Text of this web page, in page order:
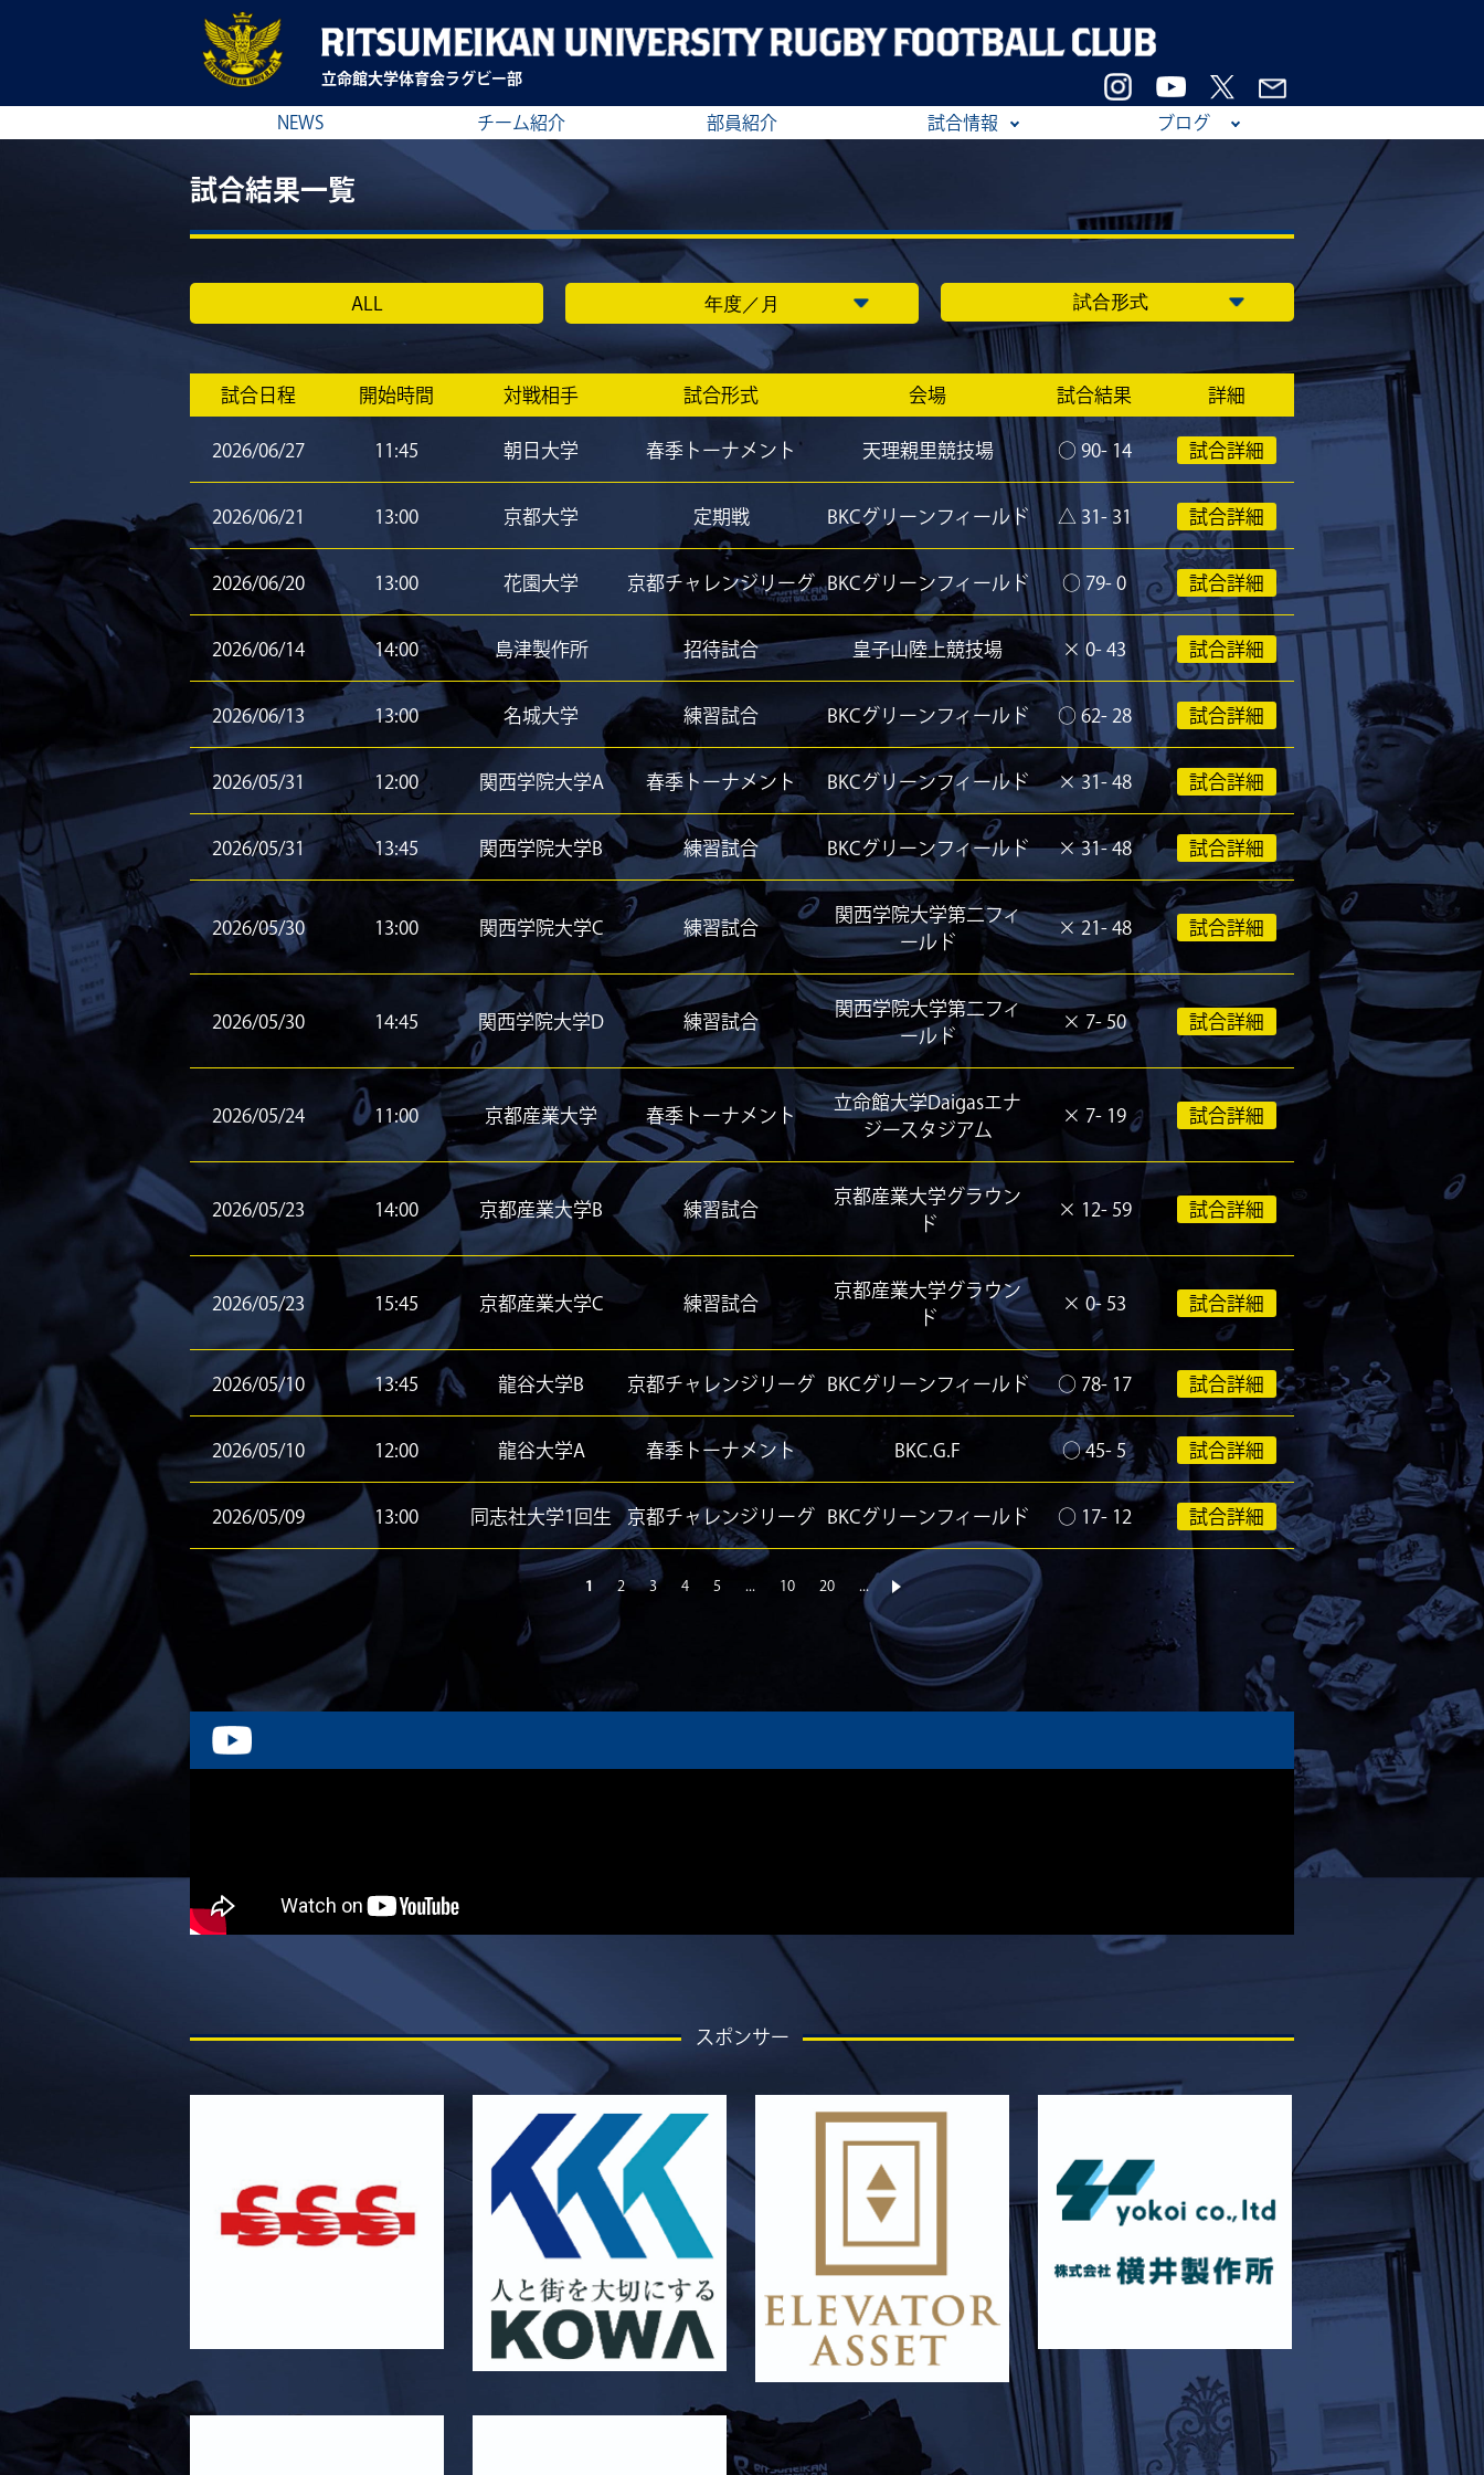
立命館大学体育会ラグビー部
NEWS チーム紹介 部員紹介 試合情報 ブログ
試合結果一覧
ALL
試合日程 開始時間 対戦相手 試合形式 会場 試合結果 詳細
2026/06/27 11:45 朝日大学 春季トーナメント 天理親里競技場 ○ 90- 14 試合詳細
2026/06/21 13:00 京都大学 定期戦 BKCグリーンフィールド △ 31- 31 試合詳細
2026/06/20 13:00 花園大学 京都チャレンジリーグ BKCグリーンフィールド ○ 79- 0 試合詳細
2026/06/14 14:00 島津製作所 招待試合 皇子山陸上競技場 × 0- 43 試合詳細
2026/06/13 13:00 名城大学 練習試合 BKCグリーンフィールド ○ 62- 28 試合詳細
2026/05/31 12:00 関西学院大学A 春季トーナメント BKCグリーンフィールド × 31- 48 試合詳細
2026/05/31 13:45 関西学院大学B 練習試合 BKCグリーンフィールド × 31- 48 試合詳細
2026/05/30 13:00 関西学院大学C 練習試合
関西学院大学第二フィ
ールド
× 21- 48 試合詳細
2026/05/30 14:45 関西学院大学D 練習試合
関西学院大学第二フィ
ールド
× 7- 50 試合詳細
2026/05/24 11:00 京都産業大学 春季トーナメント
立命館大学Daigasエナ
ジースタジアム
× 7- 19 試合詳細
2026/05/23 14:00 京都産業大学B 練習試合
京都産業大学グラウン
ド
× 12- 59 試合詳細
2026/05/23 15:45 京都産業大学C 練習試合
京都産業大学グラウン
ド
× 0- 53 試合詳細
2026/05/10 13:45 龍谷大学B 京都チャレンジリーグ BKCグリーンフィールド ○ 78- 17 試合詳細
2026/05/10 12:00 龍谷大学A 春季トーナメント BKC.G.F ○ 45- 5 試合詳細
2026/05/09 13:00 同志社大学1回生 京都チャレンジリーグ BKCグリーンフィールド ○ 17- 12 試合詳細
1 2 3 4 5 ... 10 20
...
スポンサー